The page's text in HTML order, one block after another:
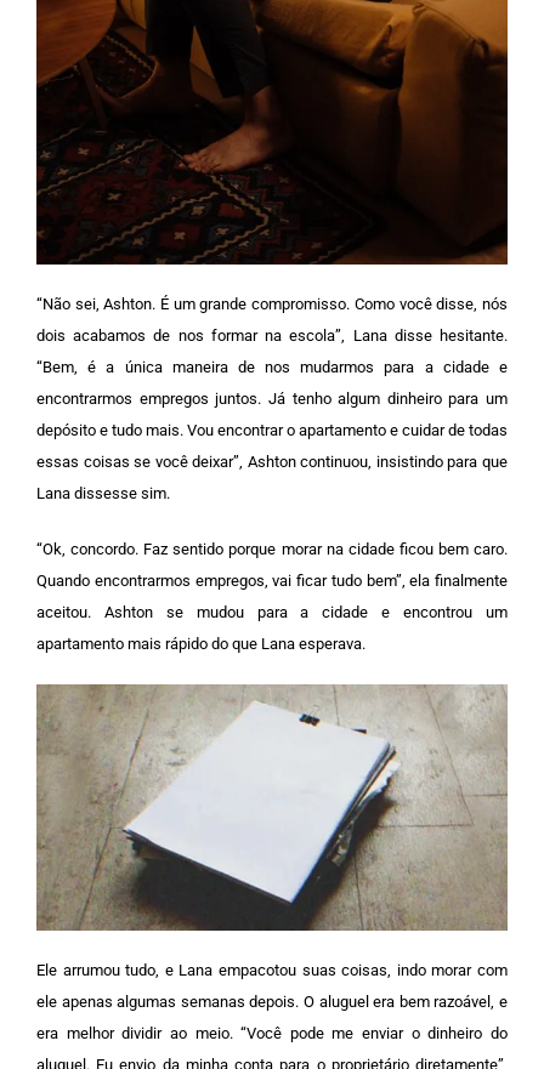
“Não sei, Ashton. É um grande compromisso. Como você disse, nós
dois acabamos de nos formar na escola”, Lana disse hesitante.
“Bem, é a única maneira de nos mudarmos para a cidade e
encontrarmos empregos juntos. Já tenho algum dinheiro para um
depósito e tudo mais. Vou encontrar o apartamento e cuidar de todas
essas coisas se você deixar”, Ashton continuou, insistindo para que
Lana dissesse sim.
“Ok, concordo. Faz sentido porque morar na cidade ficou bem caro.
Quando encontrarmos empregos, vai ficar tudo bem”, ela finalmente
aceitou. Ashton se mudou para a cidade e encontrou um
apartamento mais rápido do que Lana esperava.
Ele arrumou tudo, e Lana empacotou suas coisas, indo morar com
ele apenas algumas semanas depois. O aluguel era bem razoável, e
era melhor dividir ao meio.“Você pode me enviar o dinheiro do
aluguel. Eu envio da minha conta para o proprietário diretamente”,